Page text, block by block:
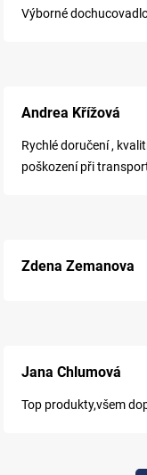
Výborné
Andrea Křížová
Rychlé doručení ,
poškození při
Zdena Zemanova
Jana Chlumová
Top produkty,všem